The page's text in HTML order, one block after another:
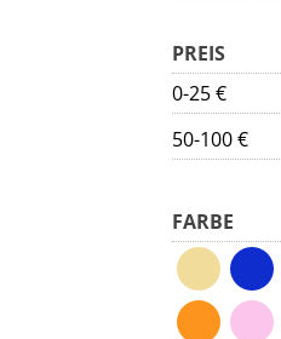
PREIS
0-25 €
50-100 €
FARBE